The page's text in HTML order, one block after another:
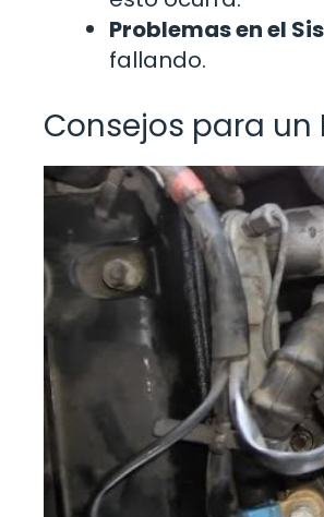
Problemas en el
fallando.
Consejos para